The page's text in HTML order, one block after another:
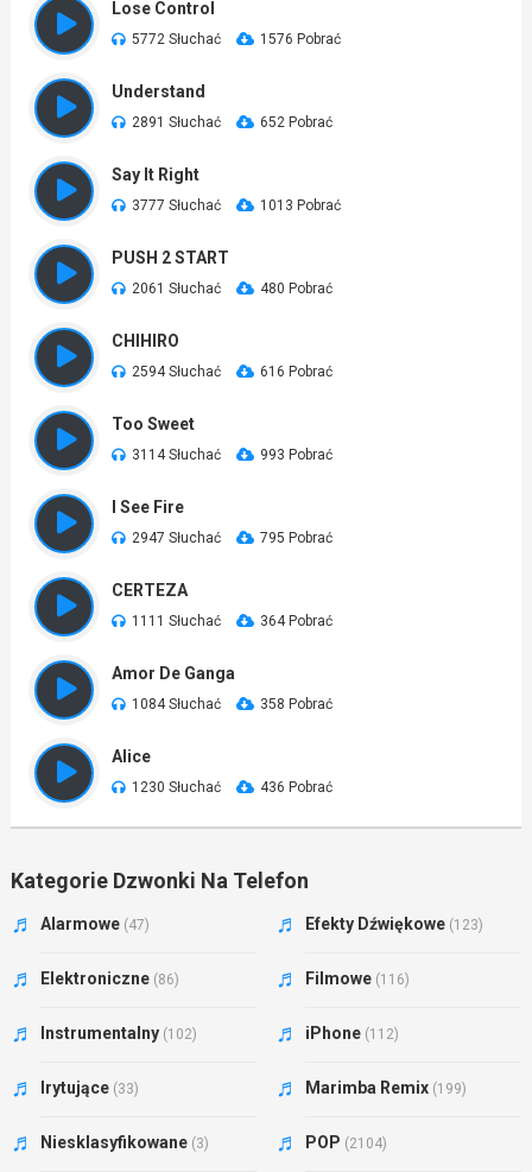
Lose Control
5772 Słuchać 1576 Pobrać
Understand
2891 Słuchać 652 Pobrać
Say It Right
3777 Słuchać 1013 Pobrać
PUSH 2 START
2061 Słuchać 480 Pobrać
CHIHIRO
2594 Słuchać 616 Pobrać
Too Sweet
3114 Słuchać 993 Pobrać
I See Fire
2947 Słuchać 795 Pobrać
CERTEZA
1111 Słuchać 364 Pobrać
Amor De Ganga
1084 Słuchać 358 Pobrać
Alice
1230 Słuchać 436 Pobrać
Kategorie Dzwonki Na Telefon
Alarmowe (47) Efekty Dźwiękowe (123)
Elektroniczne (86) Filmowe (116)
Instrumentalny (102) iPhone (112)
Irytujące (33) Marimba Remix (199)
Niesklasyfikowane (3) POP (2104)